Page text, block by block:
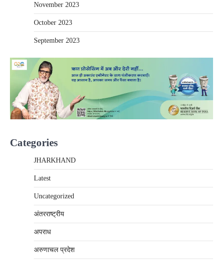
November 2023
October 2023
September 2023
Categories
JHARKHAND
Latest
Uncategorized
अंतरराष्‍ट्रीय
अपराध
अरुणाचल प्रदेश